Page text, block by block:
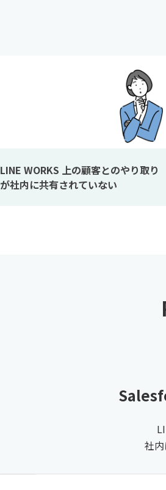
LINE WORKS 上の顧客とのやり取り
が社内に共有されていない
社